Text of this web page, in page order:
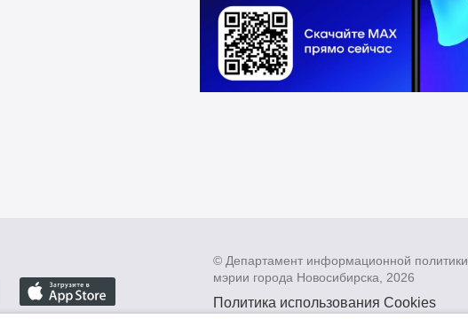
© Департамент информационной политики
мэрии города Новосибирска, 2026
Политика использования Cookies